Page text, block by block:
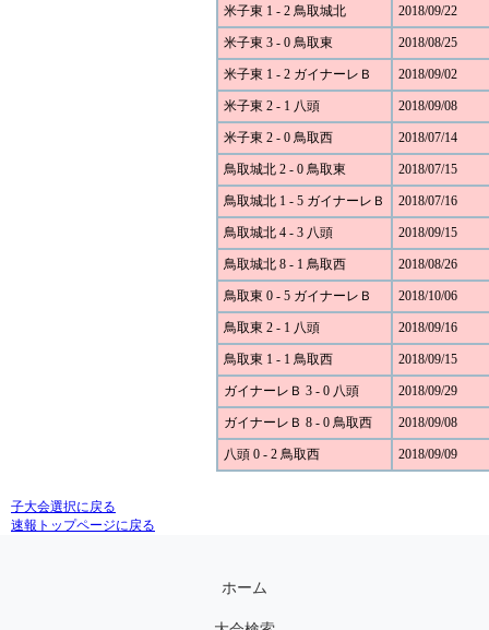
米子東 1 - 2 鳥取城北 2018/09/22
米子東 3 - 0 鳥取東 2018/08/25
米子東 1 - 2 ガイナーレＢ 2018/09/02
米子東 2 - 1 八頭 2018/09/08
米子東 2 - 0 鳥取西 2018/07/14
鳥取城北 2 - 0 鳥取東 2018/07/15
鳥取城北 1 - 5 ガイナーレＢ 2018/07/16
鳥取城北 4 - 3 八頭 2018/09/15
鳥取城北 8 - 1 鳥取西 2018/08/26
鳥取東 0 - 5 ガイナーレＢ 2018/10/06
鳥取東 2 - 1 八頭 2018/09/16
鳥取東 1 - 1 鳥取西 2018/09/15
ガイナーレＢ 3 - 0 八頭 2018/09/29
ガイナーレＢ 8 - 0 鳥取西 2018/09/08
八頭 0 - 2 鳥取西 2018/09/09
子大会選択に戻る
速報トップページに戻る
ホーム